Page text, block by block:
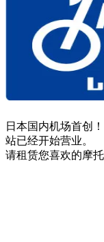
日本国内机场首创
站已经开始营业。
请租赁您喜欢的摩